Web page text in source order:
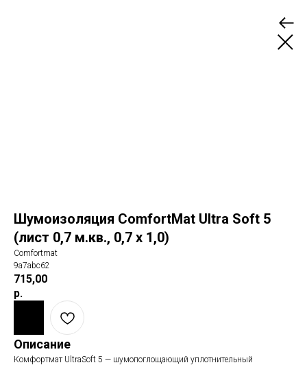
Шумоизоляция ComfortMat Ultra Soft 5
(лист 0,7 м.кв., 0,7 х 1,0)
Comfortmat
9a7abc62
715,00
р.
Описание
Комфортмат UltraSoft 5 — шумопоглощающий уплотнительный